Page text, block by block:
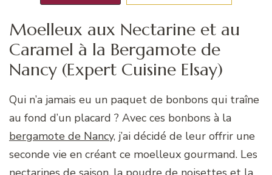
Moelleux aux Nectarine et au
Caramel à la Bergamote de
Nancy (Expert Cuisine Elsay)
Qui n’a jamais eu un paquet de bonbons qui traîne
au fond d’un placard ? Avec ces bonbons à la
bergamote de Nancy, j’ai décidé de leur offrir une
seconde vie en créant ce moelleux gourmand. Les